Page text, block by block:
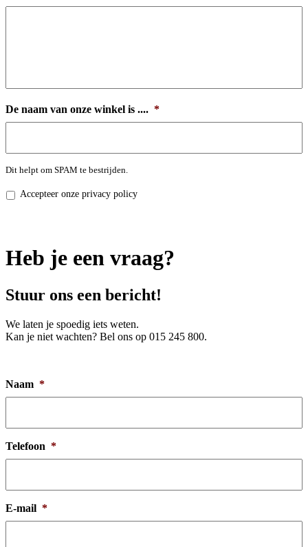
De naam van onze winkel is .... *
Dit helpt om SPAM te bestrijden.
Privacy
Accepteer onze privacy policy
Heb je een vraag?
Stuur ons een bericht!
We laten je spoedig iets weten.
Kan je niet wachten? Bel ons op 015 245 800.
Naam *
Telefoon *
E-mail *